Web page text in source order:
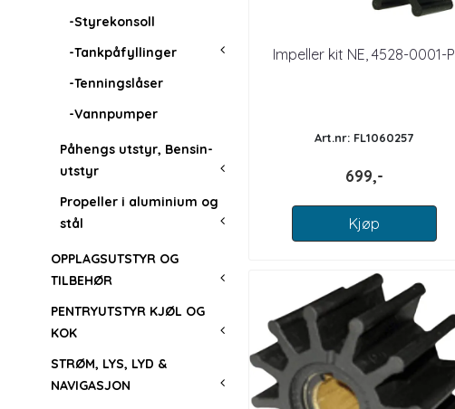
-Styrekonsoll
-Tankpåfyllinger
-Tenningslåser
-Vannpumper
Påhengs utstyr, Bensin-
utstyr
Propeller i aluminium og
stål
OPPLAGSUTSTYR OG
TILBEHØR
PENTRYUTSTYR KJØL OG
KOK
STRØM, LYS, LYD &
NAVIGASJON
Impeller kit NE, 4528-0001-P
Art.nr: FL1060257
699,-
Kjøp